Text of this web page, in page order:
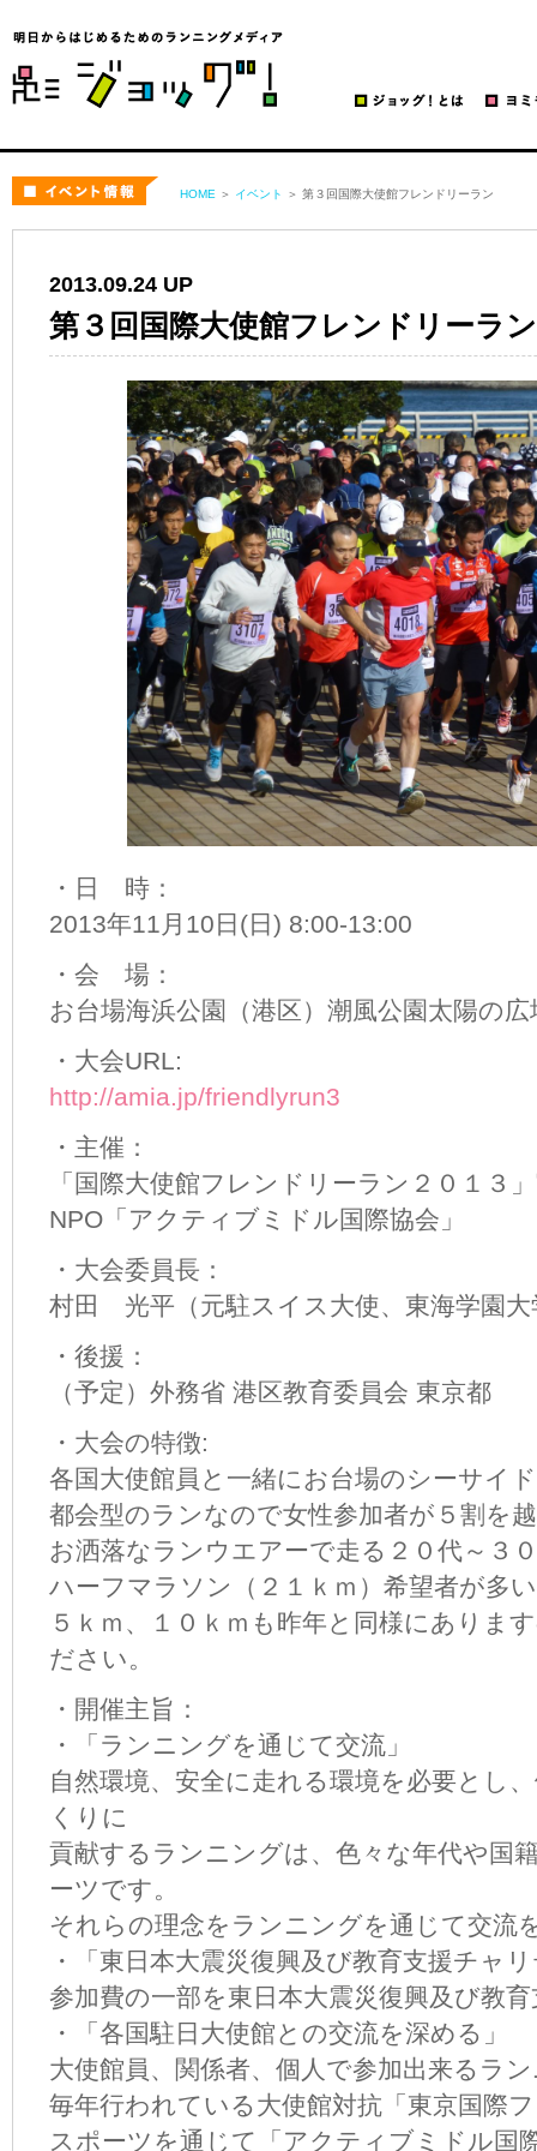
HOME ＞ イベント ＞ 第３回国際大使館フレンドリーラン
2013.09.24 UP
第３回国際大使館フレンドリーラン
・日 時：
2013年11月10日(日) 8:00-13:00
・会 場：
お台場海浜公園（港区）潮風公園太陽の
・大会URL:
http://amia.jp/friendlyrun3
・主催：
「国際大使館フレンドリーラン２０１３
NPO「アクティブミドル国際協会」
・大会委員長：
村田 光平（元駐スイス大使、東海学園大
・後援：
（予定）外務省 港区教育委員会 東京都
・大会の特徴:
各国大使館員と一緒にお台場のシーサイ
都会型のランなので女性参加者が５割を
お洒落なランウエアーで走る２０代～３
ハーフマラソン（２１ｋｍ）希望者が多
５ｋｍ、１０ｋｍも昨年と同様にありま
ださい。
・開催主旨：
・「ランニングを通じて交流」
自然環境、安全に走れる環境を必要とし
くりに
貢献するランニングは、色々な年代や国
ーツです。
それらの理念をランニングを通じて交流
・「東日本大震災復興及び教育支援チャ
参加費の一部を東日本大震災復興及び教
・「各国駐日大使館との交流を深める」
大使館員、関係者、個人で参加出来るラ
毎年行われている大使館対抗「東京国際
スポーツを通じて「アクティブミドル国